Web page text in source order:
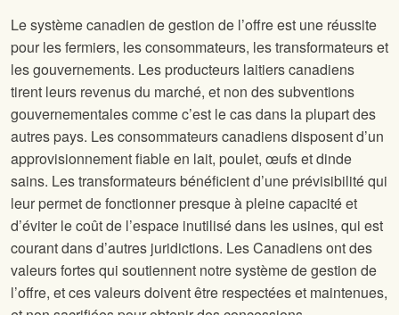
Le système canadien de gestion de l’offre est une réussite
pour les fermiers, les consommateurs, les transformateurs et
les gouvernements. Les producteurs laitiers canadiens
tirent leurs revenus du marché, et non des subventions
gouvernementales comme c’est le cas dans la plupart des
autres pays. Les consommateurs canadiens disposent d’un
approvisionnement fiable en lait, poulet, œufs et dinde
sains. Les transformateurs bénéficient d’une prévisibilité qui
leur permet de fonctionner presque à pleine capacité et
d’éviter le coût de l’espace inutilisé dans les usines, qui est
courant dans d’autres juridictions. Les Canadiens ont des
valeurs fortes qui soutiennent notre système de gestion de
l’offre, et ces valeurs doivent être respectées et maintenues,